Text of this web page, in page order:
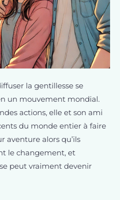
la gentillesse se
un mouvement mondial.
actions, elle et son ami
du monde entier à faire
aventure alors qu’ils
le changement, et
peut vraiment devenir